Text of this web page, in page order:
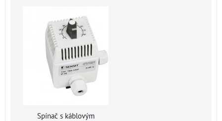
Spínač s káblovým